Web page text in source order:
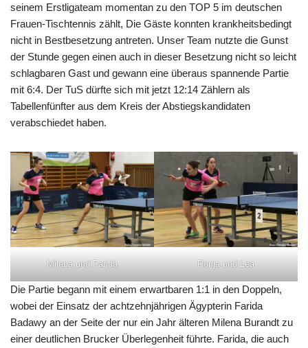
seinem Erstligateam momentan zu den TOP 5 im deutschen
Frauen-Tischtennis zählt, Die Gäste konnten krankheitsbedingt
nicht in Bestbesetzung antreten. Unser Team nutzte die Gunst
der Stunde gegen einen auch in dieser Besetzung nicht so leicht
schlagbaren Gast und gewann eine überaus spannende Partie
mit 6:4. Der TuS dürfte sich mit jetzt 12:14 Zählern als
Tabellenfünfter aus dem Kreis der Abstiegskandidaten
verabschiedet haben.
Milena und Farida Ronja und Lea
Die Partie begann mit einem erwartbaren 1:1 in den Doppeln,
wobei der Einsatz der achtzehnjährigen Ägypterin Farida
Badawy an der Seite der nur ein Jahr älteren Milena Burandt zu
einer deutlichen Brucker Überlegenheit führte. Farida, die auch